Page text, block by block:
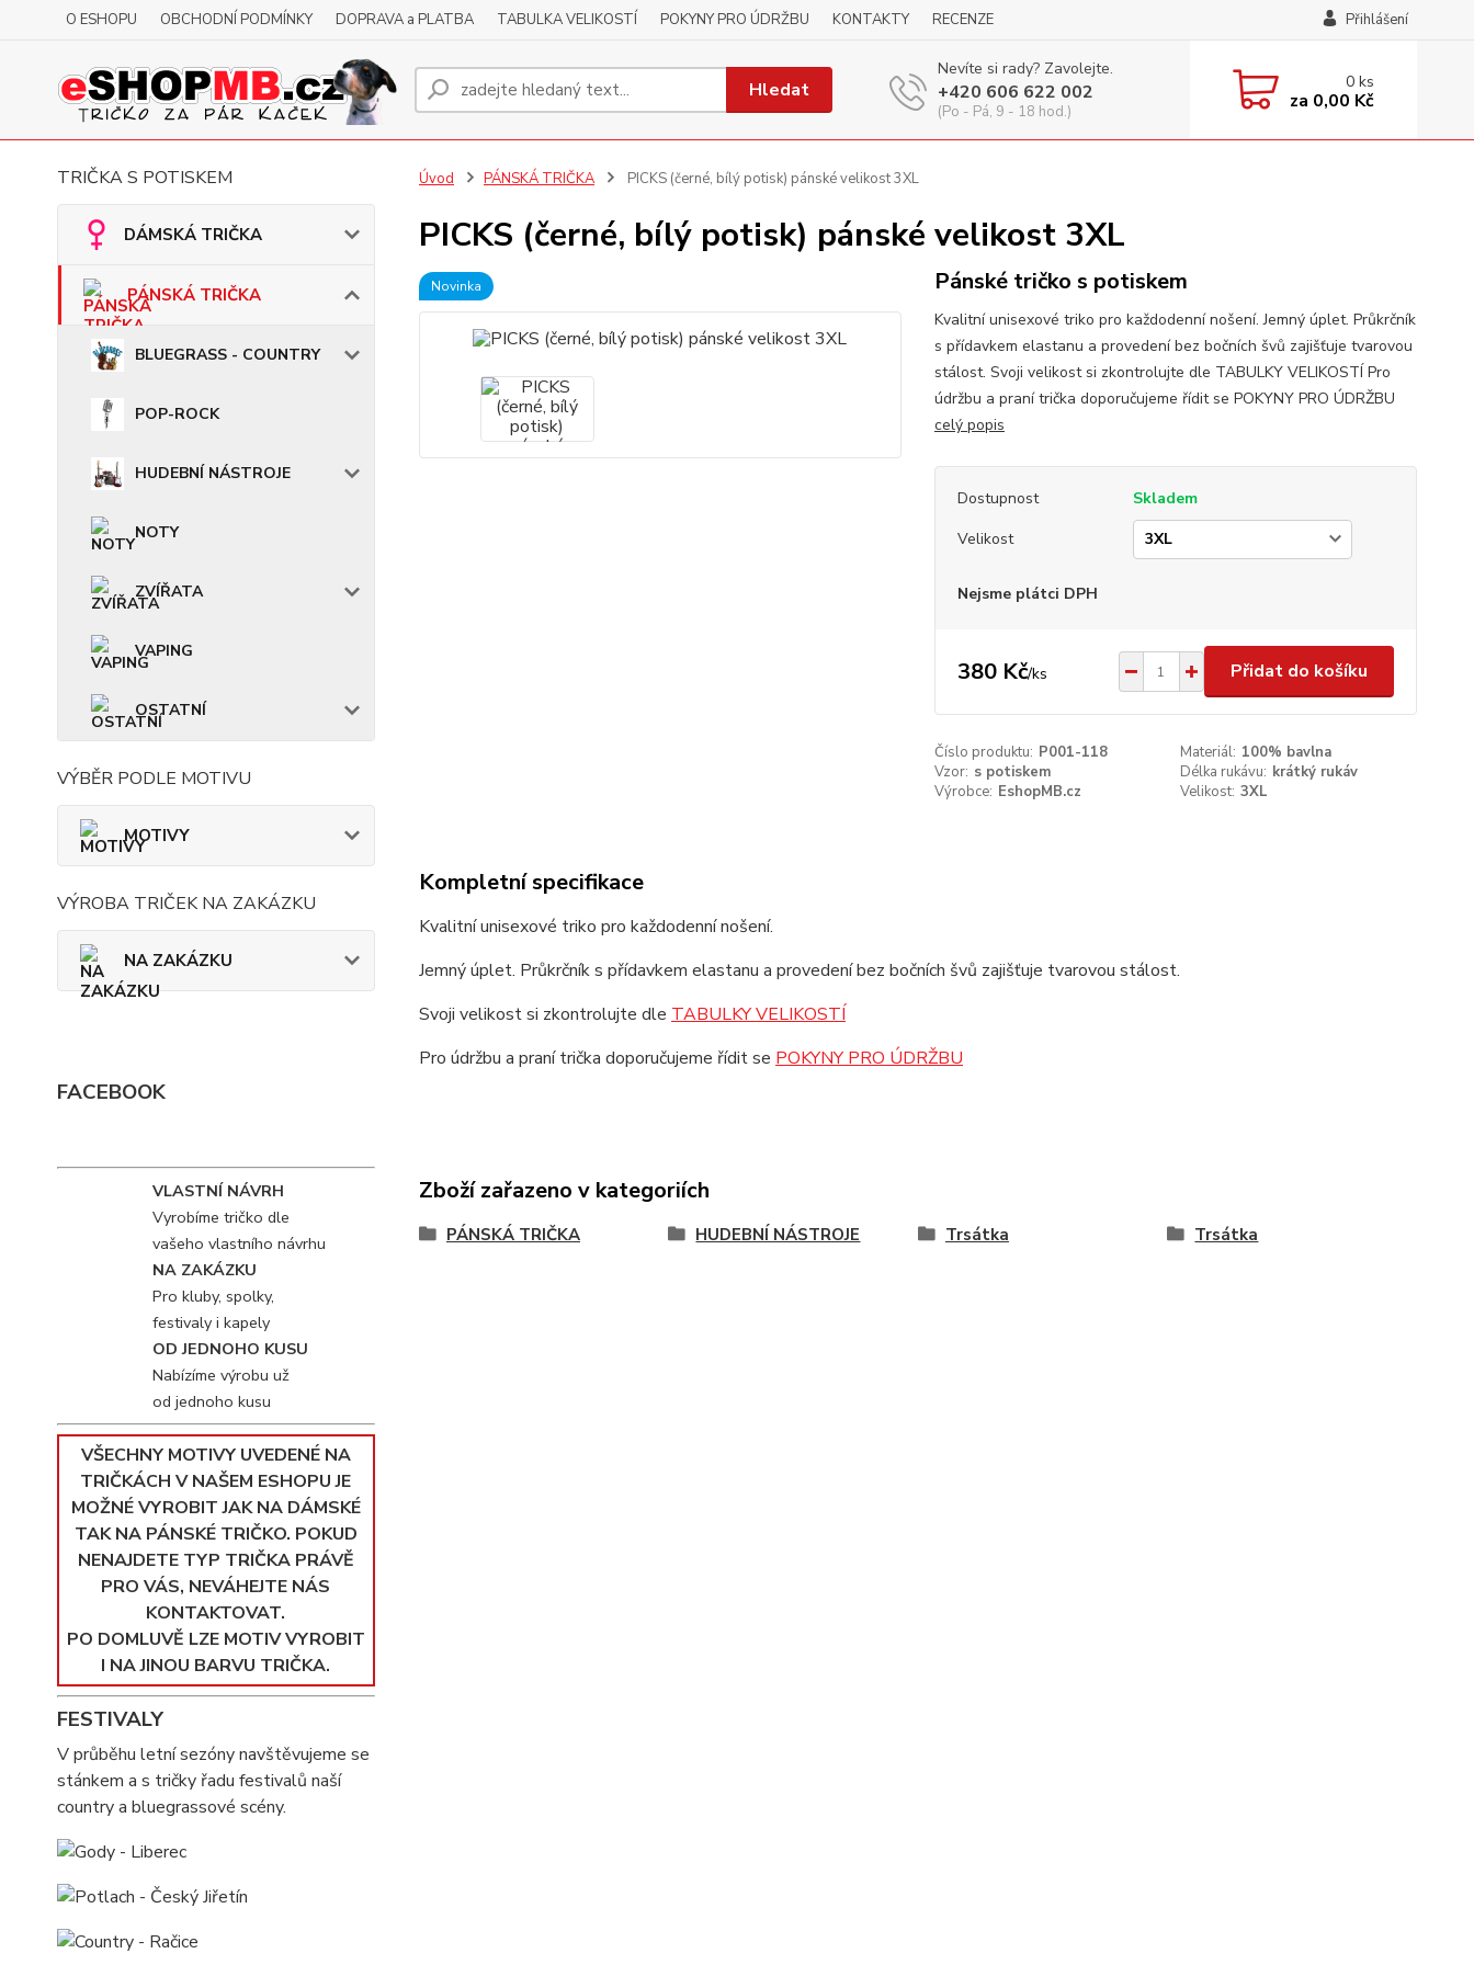
O ESHOPU OBCHODNÍ PODMÍNKY DOPRAVA a PLATBA TABULKA VELIKOSTÍ POKYNY PRO ÚDRŽBU KONTAKTY RECENZE Přihlášení
Hledat
Nevíte si rady? Zavolejte.
+420 606 622 002
(Po - Pá, 9 - 18 hod.)
0ks
za 0,00 Kč
TRIČKA S POTISKEM
DÁMSKÁ TRIČKA
PÁNSKÁ TRIČKA
BLUEGRASS - COUNTRY
POP-ROCK
HUDEBNÍ NÁSTROJE
NOTY
ZVÍŘATA
VAPING
OSTATNÍ
VÝBĚR PODLE MOTIVU
MOTIVY
VÝROBA TRIČEK NA ZAKÁZKU
NA ZAKÁZKU
FACEBOOK
VLASTNÍ NÁVRH
Vyrobíme tričko dle
vašeho vlastního návrhu
NA ZAKÁZKU
Pro kluby, spolky,
festivaly i kapely
OD JEDNOHO KUSU
Nabízíme výrobu už
od jednoho kusu
VŠECHNY MOTIVY UVEDENÉ NA
TRIČKÁCH V NAŠEM ESHOPU JE
MOŽNÉ VYROBIT JAK NA DÁMSKÉ
TAK NA PÁNSKÉ TRIČKO. POKUD
NENAJDETE TYP TRIČKA PRÁVĚ
PRO VÁS, NEVÁHEJTE NÁS
KONTAKTOVAT.
PO DOMLUVĚ LZE MOTIV VYROBIT
I NA JINOU BARVU TRIČKA.
FESTIVALY
V průběhu letní sezóny navštěvujeme se
stánkem a s tričky řadu festivalů naší
country a bluegrassové scény.
Úvod PÁNSKÁ TRIČKA PICKS (černé, bílý potisk) pánské velikost 3XL
PICKS (černé, bílý potisk) pánské velikost 3XL
Novinka Pánské tričko s potiskem
Kvalitní unisexové triko pro každodenní nošení. Jemný úplet. Průkrčník
s přídavkem elastanu a provedení bez bočních švů zajišťuje tvarovou
stálost. Svoji velikost si zkontrolujte dle TABULKY VELIKOSTÍ Pro
údržbu a praní trička doporučujeme řídit se POKYNY PRO ÚDRŽBU
celý popis
Dostupnost
Skladem
Velikost
Nejsme plátci DPH
380 Kč/ks Přidat do košíku
Číslo produktu: P001-118 Materiál: 100% bavlna
Vzor: s potiskem Délka rukávu: krátký rukáv
Výrobce: EshopMB.cz Velikost: 3XL
Kompletní specifikace
Kvalitní unisexové triko pro každodenní nošení.
Jemný úplet. Průkrčník s přídavkem elastanu a provedení bez bočních švů zajišťuje tvarovou stálost.
Svoji velikost si zkontrolujte dle TABULKY VELIKOSTÍ
Pro údržbu a praní trička doporučujeme řídit se POKYNY PRO ÚDRŽBU
Zboží zařazeno v kategoriích
PÁNSKÁ TRIČKA HUDEBNÍ NÁSTROJE Trsátka Trsátka